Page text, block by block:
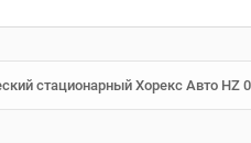
стационарный Хорекс Авто HZ